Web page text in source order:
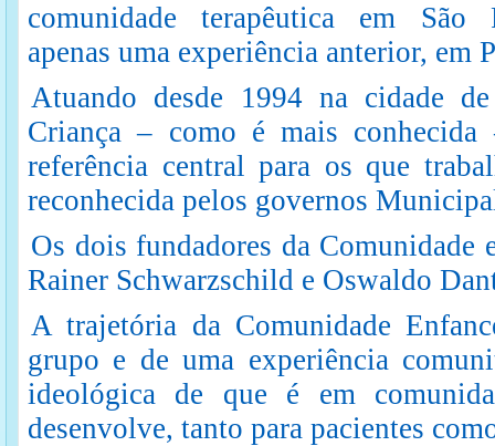
comunidade terapêutica em São
apenas uma experiência anterior, em
Atuando desde 1994 na cidade
Criança – como é mais
referência central para os que
reconhecida pelos governos
Os dois fundadores da
Rainer Schwarzschild e Oswaldo
A trajetória da Comunidade
grupo e de uma experiência
ideológica de que é em
desenvolve, tanto para pacientes